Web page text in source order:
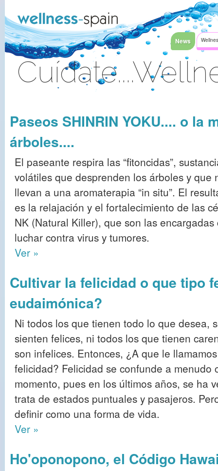
News
Paseos SHINRIN YOKU.... o la
árboles....
El paseante respira las “fitoncidas”,
volátiles que desprenden los árboles y que
llevan a una aromaterapia “in situ”. El
es la relajación y el fortalecimiento de las
NK (Natural Killer), que son las encargadas
luchar contra virus y tumores.
Ver »
Cultivar la felicidad o que tipo
eudaimónica?
Ni todos los que tienen todo lo que desea,
sienten felices, ni todos los que tienen
son infelices. Entonces, ¿A que le llamamos
felicidad? Felicidad se confunde a menudo
momento, pues en los últimos años, se ha
trata de estados puntuales y pasajeros.
definir como una forma de vida.
Ver »
Ho'oponopono, el Código